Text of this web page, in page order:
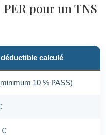
pour un TNS
calculé
10 % PASS)
€